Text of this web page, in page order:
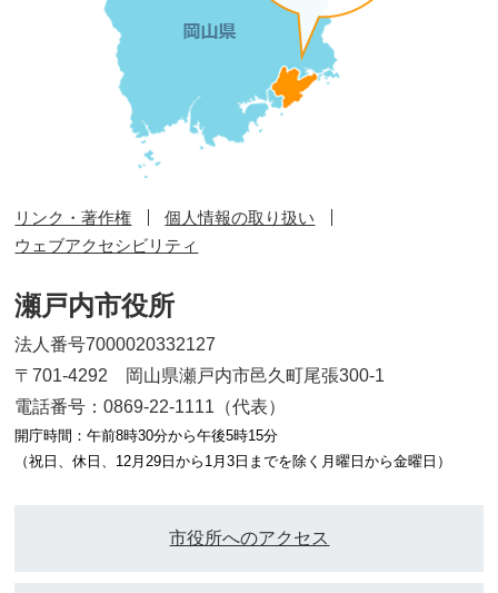
リンク・著作権
個人情報の取り扱い
ウェブアクセシビリティ
瀬戸内市役所
法人番号7000020332127
〒701-4292 岡山県瀬戸内市邑久町尾張300-1
電話番号：0869-22-1111（代表）
開庁時間：午前8時30分から午後5時15分
（祝日、休日、12月29日から1月3日までを除く月曜日から金曜日）
市役所へのアクセス